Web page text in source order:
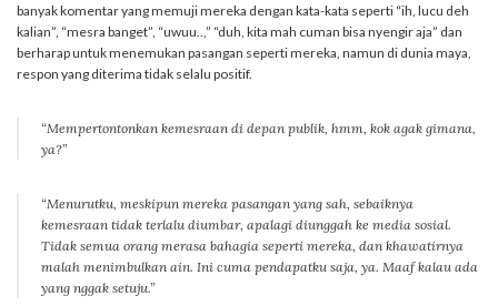
banyak komentar yang memuji mereka dengan kata-kata seperti “ih, lucu deh
kalian”, “mesra banget”, “uwuu..,” “duh, kita mah cuman bisa nyengir aja” dan
berharap untuk menemukan pasangan seperti mereka, namun di dunia maya,
respon yang diterima tidak selalu positif.
“Mempertontonkan kemesraan di depan publik, hmm, kok agak gimana,
ya?”
“Menurutku, meskipun mereka pasangan yang sah, sebaiknya
kemesraan tidak terlalu diumbar, apalagi diunggah ke media sosial.
Tidak semua orang merasa bahagia seperti mereka, dan khawatirnya
malah menimbulkan ain. Ini cuma pendapatku saja, ya. Maaf kalau ada
yang nggak setuju.”